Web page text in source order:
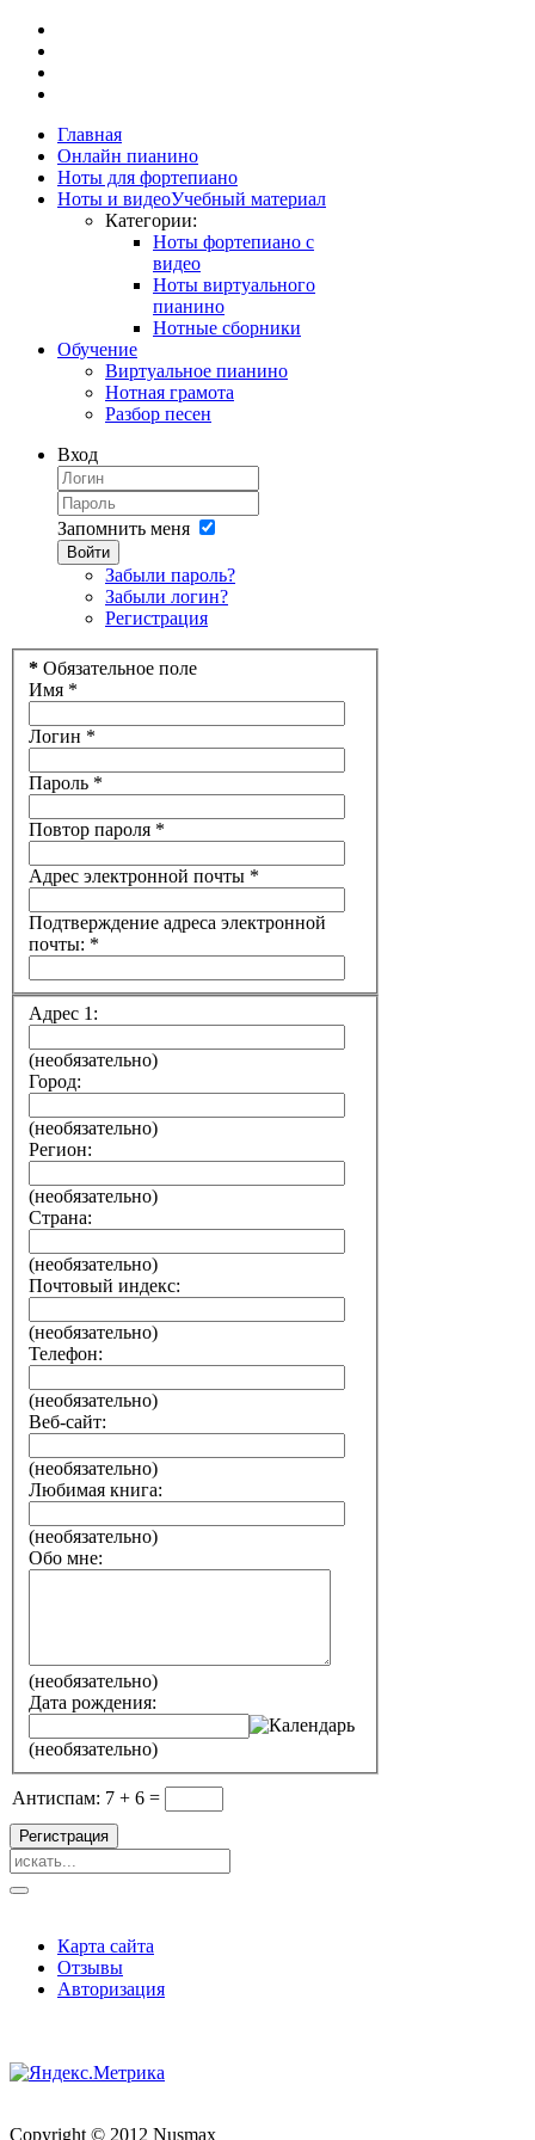
Главная
Онлайн пианино
Ноты для фортепиано
Ноты и видеоУчебный материал
Категории:
Ноты фортепиано с
видео
Ноты виртуального
пианино
Нотные сборники
Обучение
Виртуальное пианино
Нотная грамота
Разбор песен
Вход
Запомнить меня
Войти
Забыли пароль?
Забыли логин?
Регистрация
* Обязательное поле
Имя *
Логин *
Пароль *
Повтор пароля *
Адрес электронной почты *
Подтверждение адреса электронной
почты: *
Адрес 1:
(необязательно)
Город:
(необязательно)
Регион:
(необязательно)
Страна:
(необязательно)
Почтовый индекс:
(необязательно)
Телефон:
(необязательно)
Веб-сайт:
(необязательно)
Любимая книга:
(необязательно)
Обо мне:
(необязательно)
Дата рождения:
(необязательно)
Антиспам: 7 + 6 =
Регистрация
Карта сайта
Отзывы
Авторизация
Copyright © 2012 Nusmax